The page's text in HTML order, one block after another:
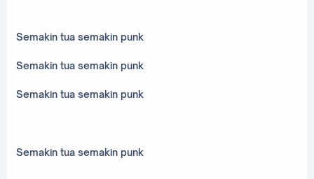
Semakin tua semakin punk
Semakin tua semakin punk
Semakin tua semakin punk
Semakin tua semakin punk